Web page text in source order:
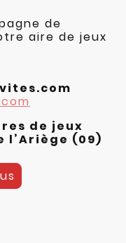
de
aire de jeux
de jeux
(09)